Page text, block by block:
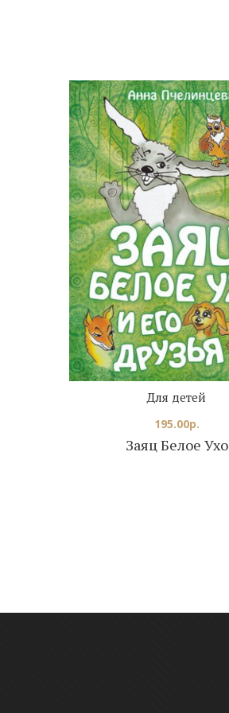
Заяц Белое Ухо
Для детей
195.00р.